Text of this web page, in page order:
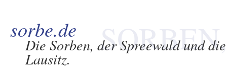
SORBEN,
sorbe.de
Die Sorben, der Spreewald und die
Lausitz.